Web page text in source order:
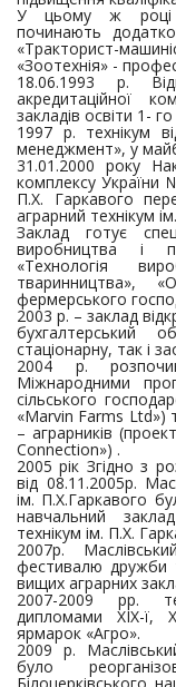
У цьому ж році
починають
«Тракторист-
«Зоотехнія» -
18.06.1993 р.
акредитаційної
закладів освіти 1-
1997 р. технікум
менеджмент», у
31.01.2000 року
комплексу України
П.Х. Гаркавого
аграрний технікум
Заклад готує
виробництва і
«Технологія
тваринництва»,
фермерського
2003 р. – заклад
бухгалтерський
стаціонарну, так і
2004 р.
Міжнародними
сільського
«Marvin Farms Ltd»)
– аграрників
Connection») .
2005 рік Згідно з
від 08.11.2005р.
ім. П.Х.Гаркавого
навчальний
технікум ім. П.Х.
2007р.
фестивалю дружби
вищих аграрних
2007-2009 рр.
дипломами ХІХ-ї,
ярмарок «Агро».
2009 р.
було